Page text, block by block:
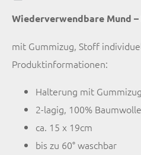
Wiederverwendbare Mund –
mit Gummizug, Stoff
Produktinformationen:
Halterung mit Gummizug
2-lagig, 100%
ca. 15 x 19cm
bis zu 60° waschbar